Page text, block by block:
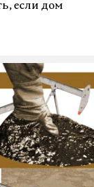
если дом